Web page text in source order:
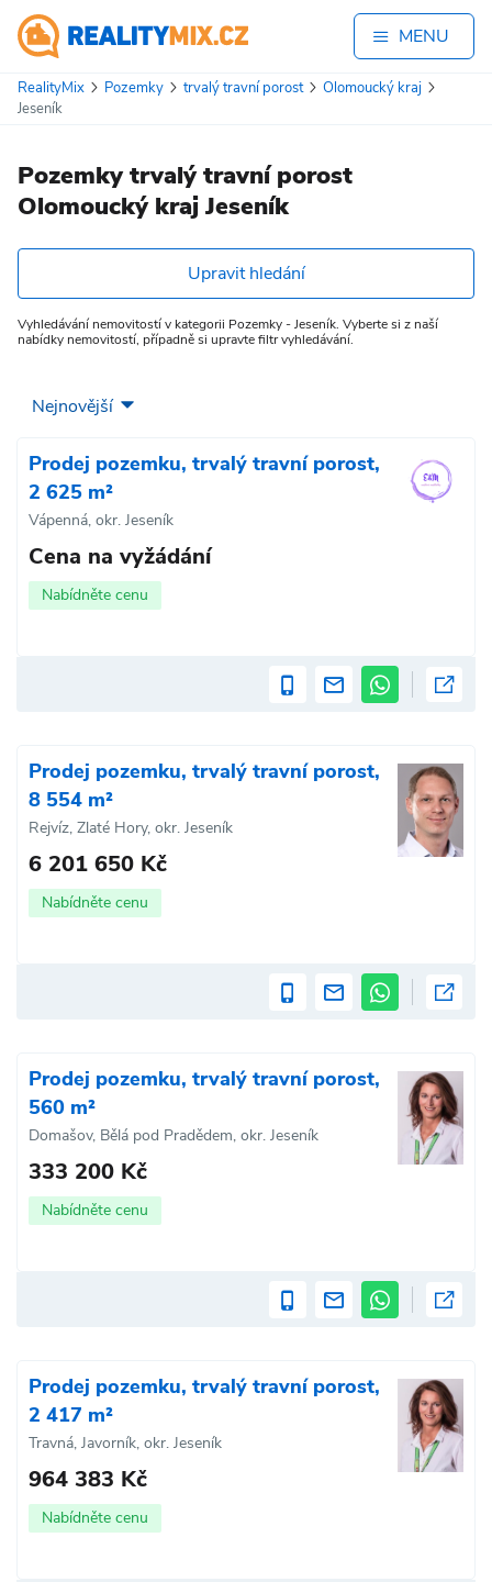
MENU
RealityMix Pozemky trvalý travní porost
Olomoucký kraj
Jeseník
Pozemky trvalý travní porost
Olomoucký kraj Jeseník
Upravit hledání
Vyhledávání nemovitostí v kategorii Pozemky - Jeseník. Vyberte si z naší
nabídky nemovitostí, případně si upravte filtr vyhledávání.
Prodej pozemku, trvalý travní porost,
2 625 m²
Vápenná, okr. Jeseník
Cena na vyžádání
Nabídněte cenu
Prodej pozemku, trvalý travní porost,
8 554 m²
Rejvíz, Zlaté Hory, okr. Jeseník
6 201 650 Kč
Nabídněte cenu
Prodej pozemku, trvalý travní porost,
560 m²
Domašov, Bělá pod Pradědem, okr. Jeseník
333 200 Kč
Nabídněte cenu
Prodej pozemku, trvalý travní porost,
2 417 m²
Travná, Javorník, okr. Jeseník
964 383 Kč
Nabídněte cenu